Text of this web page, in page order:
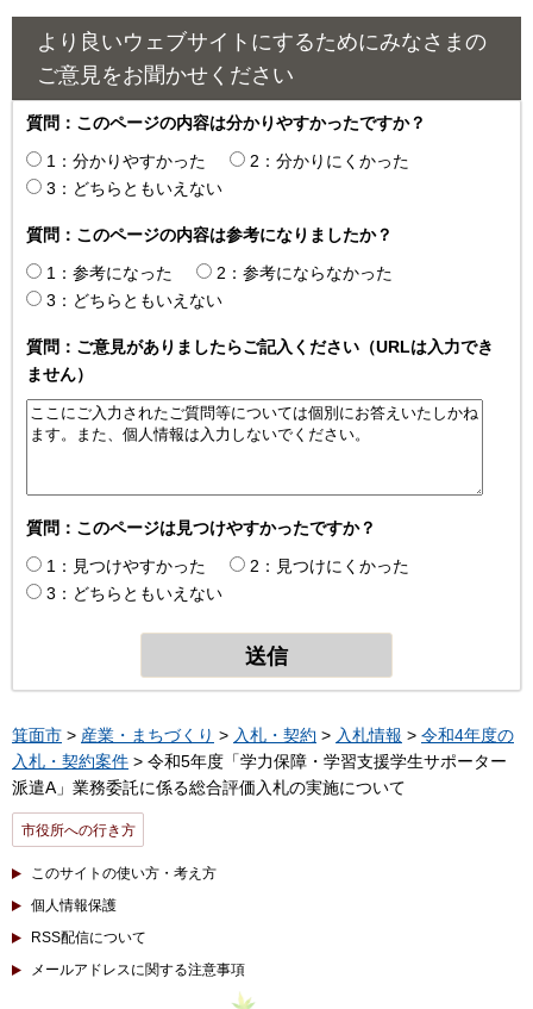
より良いウェブサイトにするためにみなさまの
ご意見をお聞かせください
質問：このページの内容は分かりやすかったですか？
1：分かりやすかった
2：分かりにくかった
3：どちらともいえない
質問：このページの内容は参考になりましたか？
1：参考になった
2：参考にならなかった
3：どちらともいえない
質問：ご意見がありましたらご記入ください（URLは入力でき
ません）
質問：このページは見つけやすかったですか？
1：見つけやすかった
2：見つけにくかった
3：どちらともいえない
箕面市 > 産業・まちづくり > 入札・契約 > 入札情報 > 令和4年度の
入札・契約案件 > 令和5年度「学力保障・学習支援学生サポーター
派遣A」業務委託に係る総合評価入札の実施について
市役所への行き方
このサイトの使い方・考え方
個人情報保護
RSS配信について
メールアドレスに関する注意事項